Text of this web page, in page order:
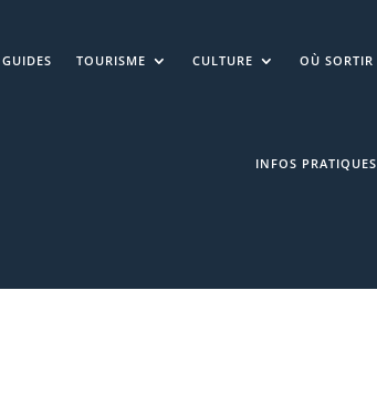
GUIDES TOURISME CULTURE OÙ SORTIR
INFOS PRATIQUES